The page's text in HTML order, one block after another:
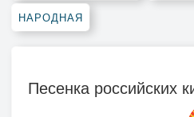
НАРОДНАЯ
Песенка российских